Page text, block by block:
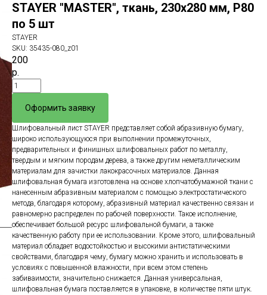
STAYER "MASTER", ткань, 230х280 мм, Р80
по 5 шт
STAYER
SKU: 35435-080_z01
200
р.
Оформить заявку
Шлифовальный лист STAYER представляет собой абразивную бумагу,
широко использующуюся при выполнении промежуточных,
предварительных и финишных шлифовальных работ по металлу,
твердым и мягким породам дерева, а также другим неметаллическим
материалам для зачистки лакокрасочных материалов. Данная
шлифовальная бумага изготовлена на основе хлопчатобумажной ткани с
нанесенным абразивным материалом с помощью электростатического
метода, благодаря которому, абразивный материал качественно связан и
равномерно распределен по рабочей поверхности. Такое исполнение,
обеспечивает большой ресурс шлифовальной бумаги, а также
качественную работу при ее использовании. Кроме этого, шлифовальный
материал обладает водостойкостью и высокими антистатическими
свойствами, благодаря чему, бумагу можно хранить и использовать в
условиях с повышенной влажности, при всем этом степень
забиваимости, значительно снижается. Данная универсальная,
шлифовальная бумага поставляется в упаковке, в количестве пяти штук.